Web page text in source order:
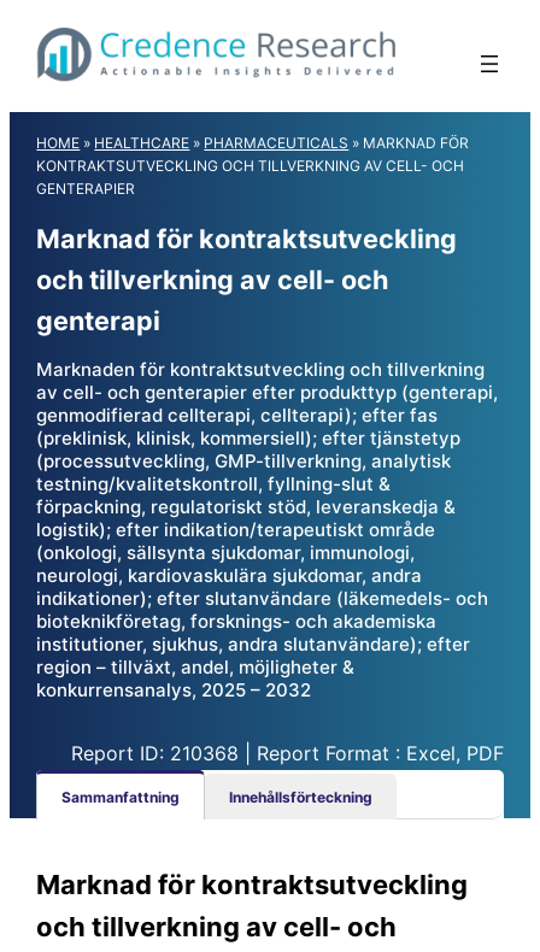
content
HOME » HEALTHCARE » PHARMACEUTICALS » MARKNAD FÖR
KONTRAKTSUTVECKLING OCH TILLVERKNING AV CELL- OCH
GENTERAPIER
Marknad för kontraktsutveckling
och tillverkning av cell- och
genterapi
Marknaden för kontraktsutveckling och tillverkning
av cell- och genterapier efter produkttyp (genterapi,
genmodifierad cellterapi, cellterapi); efter fas
(preklinisk, klinisk, kommersiell); efter tjänstetyp
(processutveckling, GMP-tillverkning, analytisk
testning/kvalitetskontroll, fyllning-slut &
förpackning, regulatoriskt stöd, leveranskedja &
logistik); efter indikation/terapeutiskt område
(onkologi, sällsynta sjukdomar, immunologi,
neurologi, kardiovaskulära sjukdomar, andra
indikationer); efter slutanvändare (läkemedels- och
bioteknikföretag, forsknings- och akademiska
institutioner, sjukhus, andra slutanvändare); efter
region – tillväxt, andel, möjligheter &
konkurrensanalys, 2025 – 2032
Report ID: 210368 | Report Format : Excel, PDF
Sammanfattning Innehållsförteckning
Marknad för kontraktsutveckling
och tillverkning av cell- och